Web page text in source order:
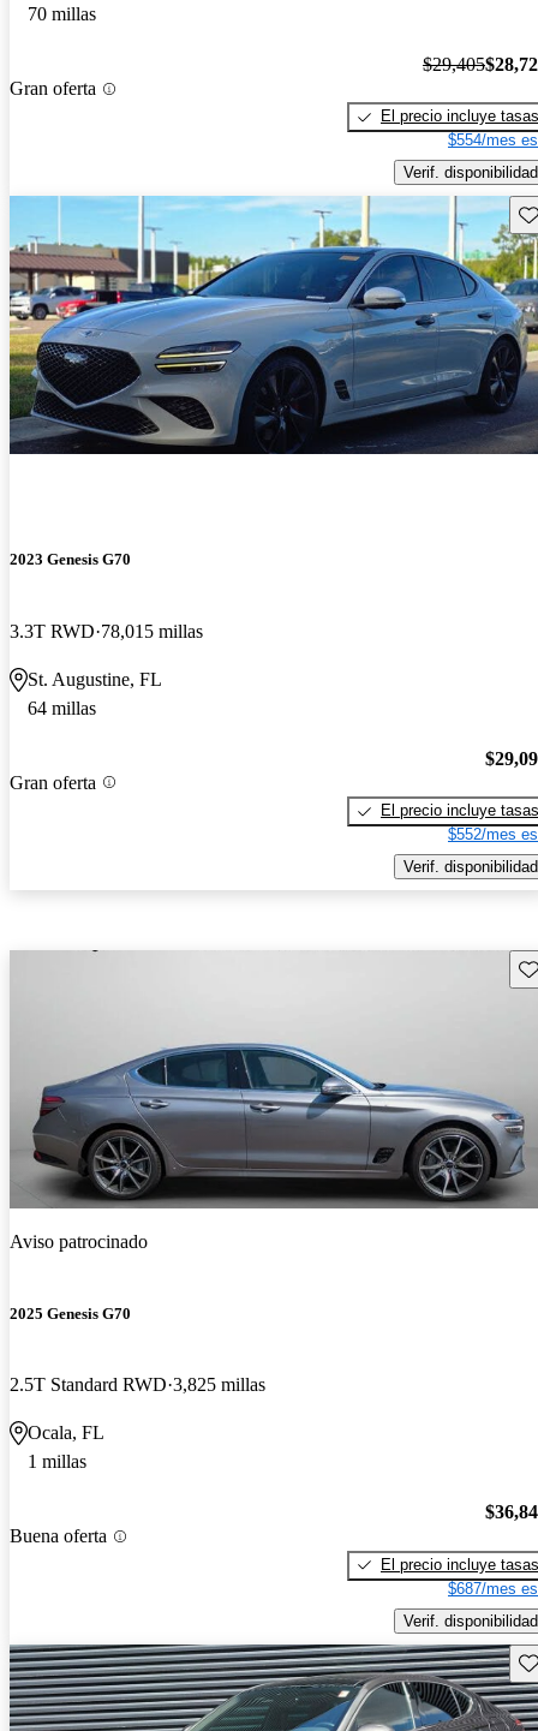
70 millas
Gran oferta
$29,405
El precio incluye tasas
$554/mes
Verif. disponibilidad
2023 Genesis G70
3.3T RWD 78,015 millas
St. Augustine, FL
64 millas
Gran oferta
El precio incluye tasas
$552/mes
Verif. disponibilidad
Aviso patrocinado
2025 Genesis G70
2.5T Standard RWD 3,825 millas
Ocala, FL
1 millas
Buena oferta
El precio incluye tasas
$687/mes
Verif. disponibilidad